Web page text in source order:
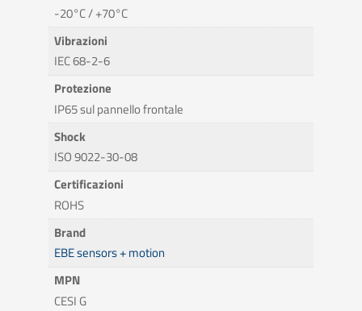
-20°C / +70°C
Vibrazioni
IEC 68-2-6
Protezione
IP65 sul pannello frontale
Shock
ISO 9022-30-08
Certificazioni
ROHS
Brand
EBE sensors + motion
MPN
CESI G